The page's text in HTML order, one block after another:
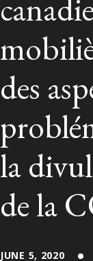
Alumni
Contact Us
Subscribe to
des
la
de la
JUNE 5, 2020